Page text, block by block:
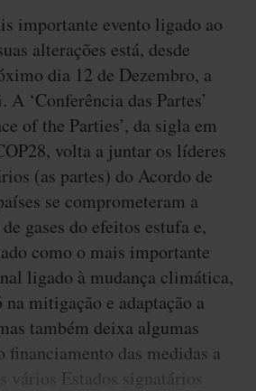
importante evento ligado ao
alterações está, desde
dia 12 de Dezembro, a
‘Conferência das Partes’
of the Parties’, da sigla em
volta a juntar os líderes
(as partes) do Acordo de
se comprometeram a
gases do efeitos estufa e,
como o mais importante
ligado à mudança climática,
na mitigação e adaptação a
também deixa algumas
financiamento das medidas a
Estados signatários